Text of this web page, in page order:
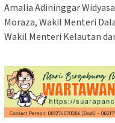
Amalia Adininggar
Moraza, Wakil Menteri
Wakil Menteri Kelautan